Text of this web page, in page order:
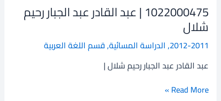
1022000475 | عبد القادر عبد الجبار رحيم
شلال
2012-2011
, الدراسة المسائية,قسم اللغة العربية
عبد القادر عبد الجبار رحيم شلال |
1022000475
|
عبد
القادر
الجبار
شلال
Read More »